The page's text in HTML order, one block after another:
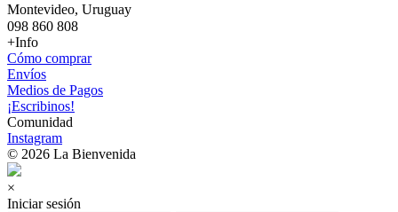
Montevideo, Uruguay
098 860 808
+Info
Cómo comprar
Envíos
Medios de Pagos
¡Escribinos!
Comunidad
Instagram
© 2026 La Bienvenida
×
Iniciar sesión